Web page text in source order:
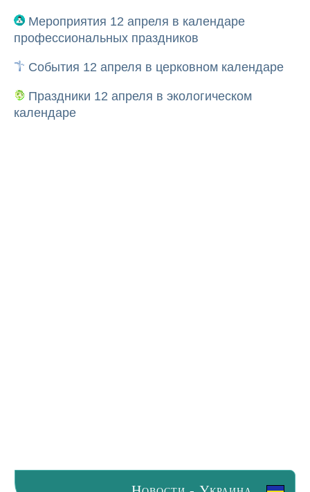
Мероприятия 12 апреля в календаре
профессиональных праздников
События 12 апреля в церковном календаре
Праздники 12 апреля в экологическом
календаре